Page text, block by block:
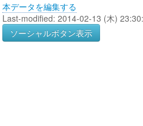
本データを編集する
Last-modified: 2014-02-13 (木)
ソーシャルボタン表示